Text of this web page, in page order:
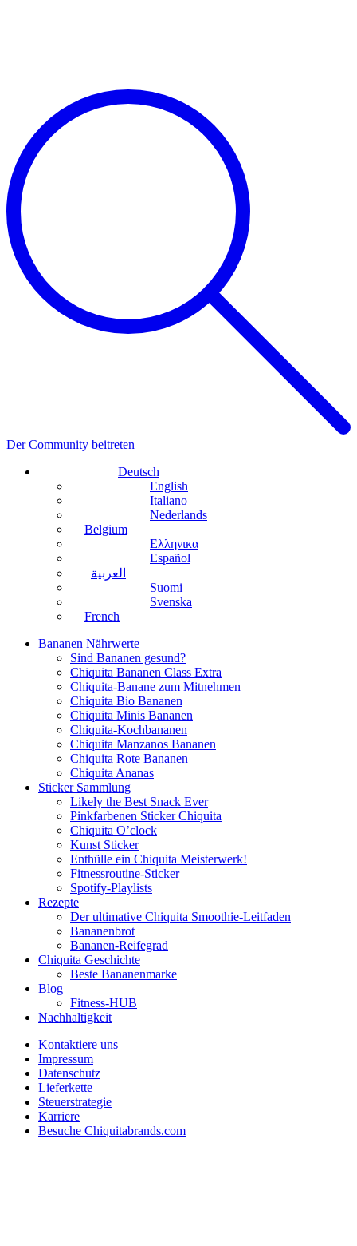
Der Community beitreten
Deutsch
English
Italiano
Nederlands
Belgium
Ελληνικα
Español
العربية
Suomi
Svenska
French
Bananen Nährwerte
Sind Bananen gesund?
Chiquita Bananen Class Extra
Chiquita-Banane zum Mitnehmen
Chiquita Bio Bananen
Chiquita Minis Bananen
Chiquita-Kochbananen
Chiquita Manzanos Bananen
Chiquita Rote Bananen
Chiquita Ananas
Sticker Sammlung
Likely the Best Snack Ever
Pinkfarbenen Sticker Chiquita
Chiquita O’clock
Kunst Sticker
Enthülle ein Chiquita Meisterwerk!
Fitnessroutine-Sticker
Spotify-Playlists
Rezepte
Der ultimative Chiquita Smoothie-Leitfaden
Bananenbrot
Bananen-Reifegrad
Chiquita Geschichte
Beste Bananenmarke
Blog
Fitness-HUB
Nachhaltigkeit
Kontaktiere uns
Impressum
Datenschutz
Lieferkette
Steuerstrategie
Karriere
Besuche Chiquitabrands.com